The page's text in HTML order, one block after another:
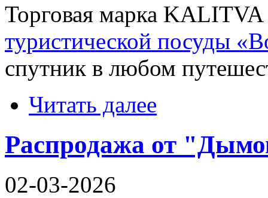
Торговая марка KALITVA
туристической посуды
спутник в любом
Читать далее
Распродажа от
02-03-2026